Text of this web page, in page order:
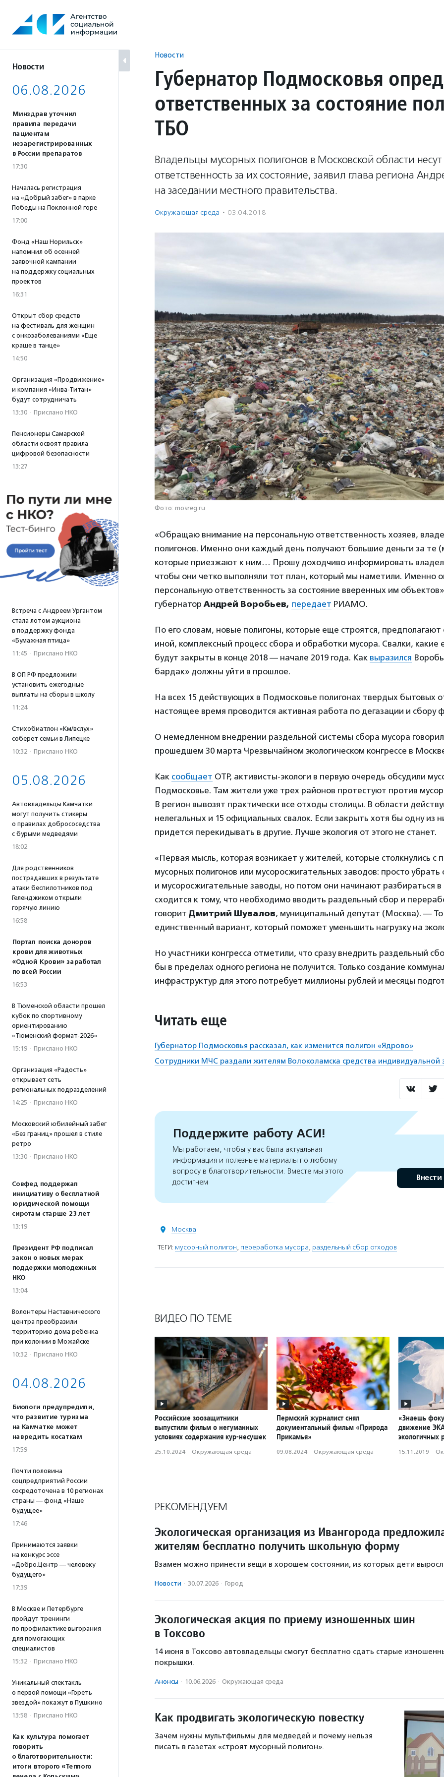
содержанию
Новости
06.08.2026
Минздрав уточнил
правила передачи
пациентам
незарегистрированных
в России препаратов
17:30
Началась регистрация
на «Добрый забег» в парке
Победы на Поклонной горе
17:00
Фонд «Наш Норильск»
напомнил об осенней
заявочной кампании
на поддержку социальных
проектов
16:31
Открыт сбор средств
на фестиваль для женщин
с онкозаболеваниями «Еще
краше в танце»
14:50
Организация «Продвижение»
и компания «Инва-Титан»
будут сотрудничать
13:30 · Прислано НКО
Пенсионеры Самарской
области освоят правила
цифровой безопасности
13:27
Встреча с Андреем Ургантом
стала лотом аукциона
в поддержку фонда
«Бумажная птица»
11:45 · Прислано НКО
В ОП РФ предложили
установить ежегодные
выплаты на сборы в школу
11:24
Стихобиатлон «Км/вслух»
соберет семьи в Липецке
10:32 · Прислано НКО
05.08.2026
Автовладельцы Камчатки
могут получить стикеры
о правилах добрососедства
с бурыми медведями
18:02
Для родственников
пострадавших в результате
атаки беспилотников под
Геленджиком открыли
горячую линию
16:58
Портал поиска доноров
крови для животных
«Одной Крови» заработал
по всей России
16:53
В Тюменской области прошел
кубок по спортивному
ориентированию
«Тюменский формат-2026»
15:19 · Прислано НКО
Организация «Радость»
открывает сеть
региональных подразделений
14:25 · Прислано НКО
Московский юбилейный забег
«Без границ» прошел в стиле
ретро
13:30 · Прислано НКО
Совфед поддержал
инициативу о бесплатной
юридической помощи
сиротам старше 23 лет
13:19
Президент РФ подписал
закон о новых мерах
поддержки молодежных
НКО
13:04
Волонтеры Наставнического
центра преобразили
территорию дома ребенка
при колонии в Можайске
10:32 · Прислано НКО
04.08.2026
Биологи предупредили,
что развитие туризма
на Камчатке может
навредить косаткам
17:59
Почти половина
соцпредприятий России
сосредоточена в 10 регионах
страны — фонд «Наше
будущее»
17:46
Принимаются заявки
на конкурс эссе
«Добро.Центр — человеку
будущего»
17:39
В Москве и Петербурге
пройдут тренинги
по профилактике выгорания
для помогающих
специалистов
15:32 · Прислано НКО
Уникальный спектакль
о первой помощи «Гореть
звездой» покажут в Пушкино
13:58 · Прислано НКО
Как культура помогает
говорить
о благотворительности:
итоги второго «Теплого
Новости
Губернатор Подмосковья
ответственных за состояние
ТБО
Владельцы мусорных полигонов в Московской области
ответственность за их состояние, заявил глава региона
на заседании местного правительства.
Окружающая среда · 03.04.2018
Фото: mosreg.ru
«Обращаю внимание на персональную ответственность хозяев,
полигонов. Именно они каждый день получают большие деньги за те
которые приезжают к ним… Прошу доходчиво информировать
чтобы они четко выполняли тот план, который мы наметили. Именно
персональную ответственность за состояние вверенных им
губернатор Андрей Воробьев, передает РИАМО.
По его словам, новые полигоны, которые еще строятся,
иной, комплексный процесс сбора и обработки мусора. Свалки, какие
будут закрыты в конце 2018 — начале 2019 года. Как выразился
бардак» должны уйти в прошлое.
На всех 15 действующих в Подмосковье полигонах твердых бытовых
настоящее время проводится активная работа по дегазации и сбору
О немедленном внедрении раздельной системы сбора мусора
прошедшем 30 марта Чрезвычайном экологическом конгрессе в
Как сообщает ОТР, активисты-экологи в первую очередь обсудили
Подмосковье. Там жители уже трех районов протестуют против
В регион вывозят практически все отходы столицы. В области
нелегальных и 15 официальных свалок. Если закрыть хотя бы одну из
придется перекидывать в другие. Лучше экология от этого не станет.
«Первая мысль, которая возникает у жителей, которые столкнулись с
мусорных полигонов или мусоросжигательных заводов: просто убрать
и мусоросжигательные заводы, но потом они начинают разбираться
сходится к тому, что необходимо вводить раздельный сбор и
говорит Дмитрий Шувалов, муниципальный депутат (Москва). — То
единственный вариант, который поможет уменьшить нагрузку на
Но участники конгресса отметили, что сразу внедрить раздельный
бы в пределах одного региона не получится. Только создание
инфраструктур для этого потребует миллионы рублей и месяцы
Читать еще
Губернатор Подмосковья рассказал, как изменится полигон «Ядрово»
Сотрудники МЧС раздали жителям Волоколамска средства индивидуальной
Поддержите работу АСИ!
Мы работаем, чтобы у вас была актуальная
информация и полезные материалы по любому
вопросу в благотворительности. Вместе мы этого
достигнем
Внести
Москва
ТЕГИ: мусорный полигон, переработка мусора, раздельный сбор отходов
ВИДЕО ПО ТЕМЕ
Российские зоозащитники
выпустили фильм о негуманных
условиях содержания кур-несушек
25.10.2024 · Окружающая среда
Пермский журналист снял
документальный фильм «Природа
Прикамья»
09.08.2024 · Окружающая среда
«Знаешь
движение
экологичных
15.11.2019 ·
РЕКОМЕНДУЕМ
Экологическая организация из Ивангорода
жителям бесплатно получить школьную форму
Взамен можно принести вещи в хорошем состоянии, из которых дети
Новости · 30.07.2026 · Город
Экологическая акция по приему изношенных шин
в Токсово
14 июня в Токсово автовладельцы смогут бесплатно сдать старые
покрышки.
Анонсы · 10.06.2026 · Окружающая среда
Как продвигать экологическую повестку
Зачем нужны мультфильмы для медведей и почему нельзя
писать в газетах «строят мусорный полигон».